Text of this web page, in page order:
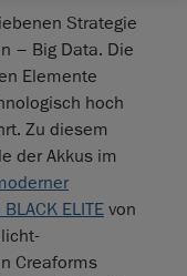
Strategie
– Big Data. Die
Elemente
hoch
Zu diesem
der Akkus im
ELITE von
Creaforms